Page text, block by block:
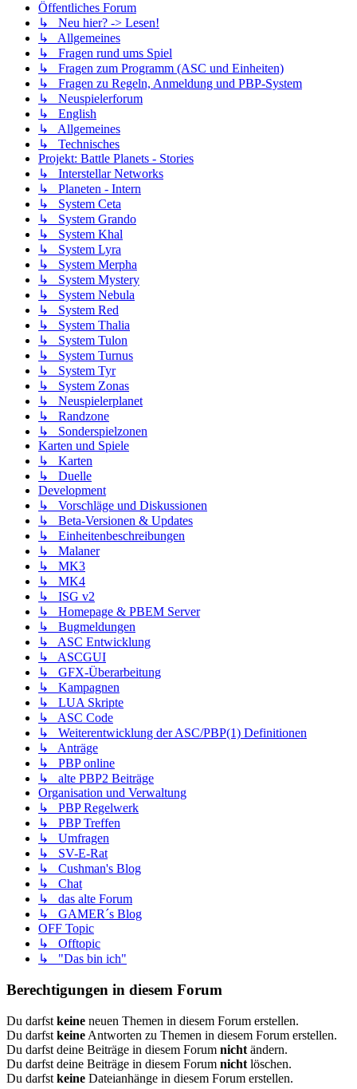
Öffentliches Forum
↳ Neu hier? -> Lesen!
↳ Allgemeines
↳ Fragen rund ums Spiel
↳ Fragen zum Programm (ASC und Einheiten)
↳ Fragen zu Regeln, Anmeldung und PBP-System
↳ Neuspielerforum
↳ English
↳ Allgemeines
↳ Technisches
Projekt: Battle Planets - Stories
↳ Interstellar Networks
↳ Planeten - Intern
↳ System Ceta
↳ System Grando
↳ System Khal
↳ System Lyra
↳ System Merpha
↳ System Mystery
↳ System Nebula
↳ System Red
↳ System Thalia
↳ System Tulon
↳ System Turnus
↳ System Tyr
↳ System Zonas
↳ Neuspielerplanet
↳ Randzone
↳ Sonderspielzonen
Karten und Spiele
↳ Karten
↳ Duelle
Development
↳ Vorschläge und Diskussionen
↳ Beta-Versionen & Updates
↳ Einheitenbeschreibungen
↳ Malaner
↳ MK3
↳ MK4
↳ ISG v2
↳ Homepage & PBEM Server
↳ Bugmeldungen
↳ ASC Entwicklung
↳ ASCGUI
↳ GFX-Überarbeitung
↳ Kampagnen
↳ LUA Skripte
↳ ASC Code
↳ Weiterentwicklung der ASC/PBP(1) Definitionen
↳ Anträge
↳ PBP online
↳ alte PBP2 Beiträge
Organisation und Verwaltung
↳ PBP Regelwerk
↳ PBP Treffen
↳ Umfragen
↳ SV-E-Rat
↳ Cushman's Blog
↳ Chat
↳ das alte Forum
↳ GAMER´s Blog
OFF Topic
↳ Offtopic
↳ "Das bin ich"
Berechtigungen in diesem Forum
Du darfst keine neuen Themen in diesem Forum erstellen.
Du darfst keine Antworten zu Themen in diesem Forum erstellen.
Du darfst deine Beiträge in diesem Forum nicht ändern.
Du darfst deine Beiträge in diesem Forum nicht löschen.
Du darfst keine Dateianhänge in diesem Forum erstellen.